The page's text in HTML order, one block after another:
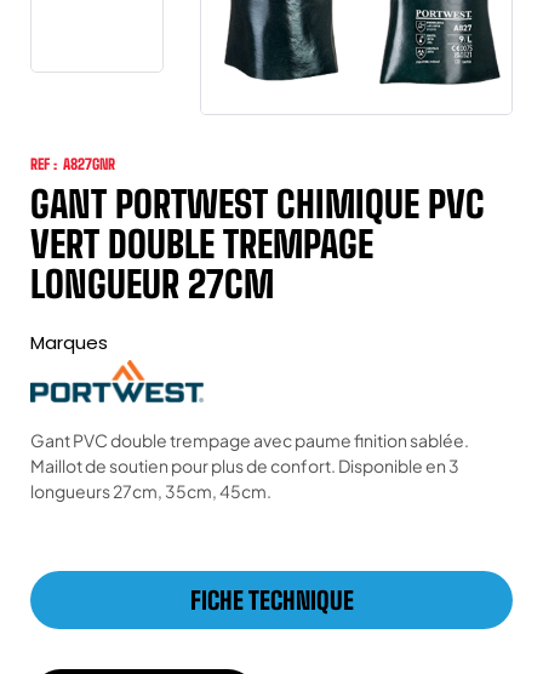
REF : A827GNR
GANT PORTWEST CHIMIQUE PVC
VERT DOUBLE TREMPAGE
LONGUEUR 27CM
Marques
Gant PVC double trempage avec paume finition sablée.
Maillot de soutien pour plus de confort. Disponible en 3
longueurs 27cm, 35cm, 45cm.
FICHE TECHNIQUE